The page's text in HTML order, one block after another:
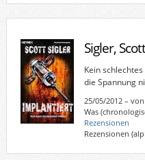
Sigler,
Kein
die Spannung
25/05/2012– von
Was
Rezensionen
Rezensionen